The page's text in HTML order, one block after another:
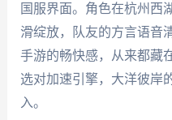
国服界面。角色在杭州西
滑绽放，队友的方言语音
手游的畅快感，从来都藏
选对加速引擎，大洋彼岸
入。